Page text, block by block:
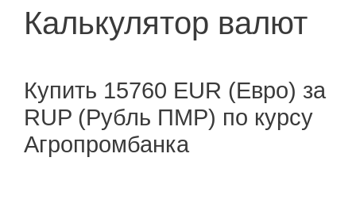
Калькулятор валют
Купить 15760 EUR (Евро) за
RUP (Рубль ПМР) по курсу
Агропромбанка